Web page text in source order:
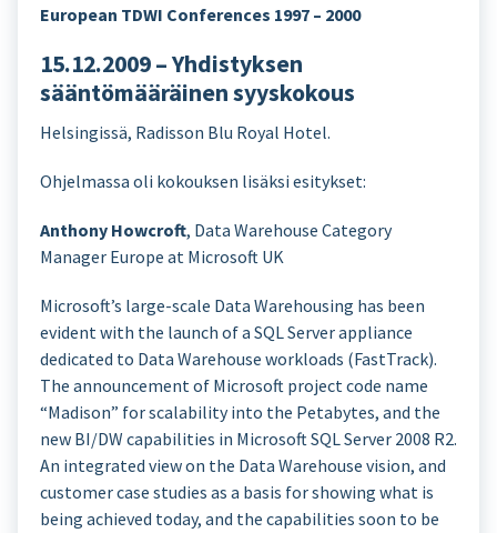
European TDWI Conferences 1997 – 2000
15.12.2009 – Yhdistyksen
sääntömääräinen syyskokous
Helsingissä, Radisson Blu Royal Hotel.
Ohjelmassa oli kokouksen lisäksi esitykset:
Anthony Howcroft, Data Warehouse Category
Manager Europe at Microsoft UK
Microsoft’s large-scale Data Warehousing has been
evident with the launch of a SQL Server appliance
dedicated to Data Warehouse workloads (FastTrack).
The announcement of Microsoft project code name
“Madison” for scalability into the Petabytes, and the
new BI/DW capabilities in Microsoft SQL Server 2008 R2.
An integrated view on the Data Warehouse vision, and
customer case studies as a basis for showing what is
being achieved today, and the capabilities soon to be